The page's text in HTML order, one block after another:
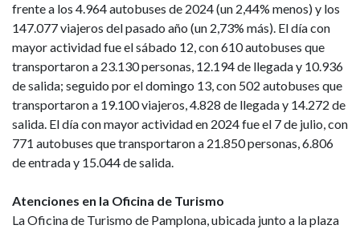
frente a los 4.964 autobuses de 2024 (un 2,44% menos) y los
147.077 viajeros del pasado año (un 2,73% más). El día con
mayor actividad fue el sábado 12, con 610 autobuses que
transportaron a 23.130 personas, 12.194 de llegada y 10.936
de salida; seguido por el domingo 13, con 502 autobuses que
transportaron a 19.100 viajeros, 4.828 de llegada y 14.272 de
salida. El día con mayor actividad en 2024 fue el 7 de julio, con
771 autobuses que transportaron a 21.850 personas, 6.806
de entrada y 15.044 de salida.
Atenciones en la Oficina de Turismo
La Oficina de Turismo de Pamplona, ubicada junto a la plaza